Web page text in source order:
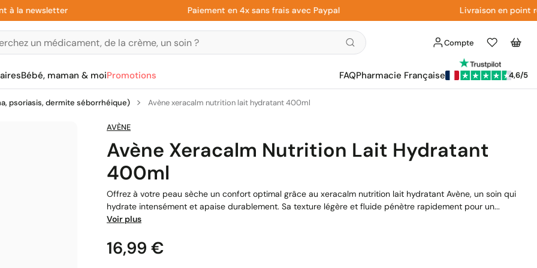
newsletter Paiement en 4x sans frais avec Paypal Livraison en point
Compte
Liste
d'envies
Panier
Bébé, maman & moiPromotions FAQPharmacie Française 4,6/5
psoriasis, dermite séborrhéique) Avène xeracalm nutrition lait hydratant 400ml
AVÈNE
Avène Xeracalm Nutrition Lait Hydratant
400ml
Offrez à votre peau sèche un confort optimal grâce au xeracalm nutrition lait hydratant Avène, un soin qui
hydrate intensément et apaise durablement. Sa texture légère et fluide pénètre rapidement pour un...
Voir plus
Prix
16,99 €